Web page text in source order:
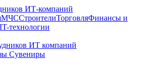
ИТ-компаний
МЧССтроителиТорговляФинансы и
IT-технологии
ИТ компаний
Сувениры